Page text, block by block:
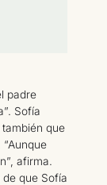
padre
Sofía
que
afirma.
que Sofía